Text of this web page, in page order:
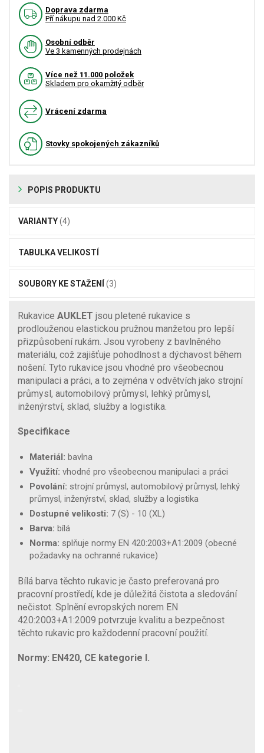
Doprava zdarma
Pří nákupu nad 2.000 Kč
Osobní odběr
Ve 3 kamenných prodejnách
Více než 11.000 položek
Skladem pro okamžitý odběr
Vrácení zdarma
Stovky spokojených zákazníků
POPIS PRODUKTU
VARIANTY(4)
TABULKA VELIKOSTÍ
SOUBORY KE STAŽENÍ (3)
Rukavice AUKLET jsou pletené rukavice s
prodlouženou elastickou pružnou manžetou pro lepší
přizpůsobení rukám. Jsou vyrobeny z bavlněného
materiálu, což zajišťuje pohodlnost a dýchavost během
nošení. Tyto rukavice jsou vhodné pro všeobecnou
manipulaci a práci, a to zejména v odvětvích jako strojní
průmysl, automobilový průmysl, lehký průmysl,
inženýrství, sklad, služby a logistika.
Specifikace
Materiál: bavlna
Využití: vhodné pro všeobecnou manipulaci a práci
Povolání: strojní průmysl, automobilový průmysl, lehký
průmysl, inženýrství, sklad, služby a logistika
Dostupné velikosti: 7 (S) - 10 (XL)
Barva: bílá
Norma: splňuje normy EN 420:2003+A1:2009 (obecné
požadavky na ochranné rukavice)
Bílá barva těchto rukavic je často preferovaná pro
pracovní prostředí, kde je důležitá čistota a sledování
nečistot. Splnění evropských norem EN
420:2003+A1:2009 potvrzuje kvalitu a bezpečnost
těchto rukavic pro každodenní pracovní použití.
Normy: EN420, CE kategorie I.